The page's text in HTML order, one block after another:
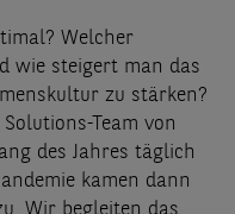
Welcher
wie steigert man das
zu stärken?
Team von
des Jahres täglich
kamen dann
Wir begleiten das